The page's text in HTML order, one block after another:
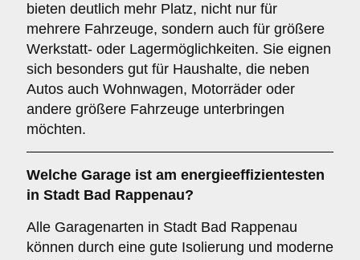
bieten deutlich mehr Platz, nicht nur für
mehrere Fahrzeuge, sondern auch für größere
Werkstatt- oder Lagermöglichkeiten. Sie eignen
sich besonders gut für Haushalte, die neben
Autos auch Wohnwagen, Motorräder oder
andere größere Fahrzeuge unterbringen
möchten.
Welche Garage ist am energieeffizientesten
in Stadt Bad Rappenau?
Alle Garagenarten in Stadt Bad Rappenau
können durch eine gute Isolierung und moderne